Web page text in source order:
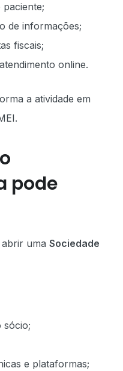
de informações;
fiscais;
online.
a atividade em
pode
uma Sociedade
sócio;
e plataformas;